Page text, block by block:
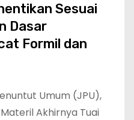
Sesuai
Dasar
Formil dan
Umum (JPU),
Akhirnya Tuai